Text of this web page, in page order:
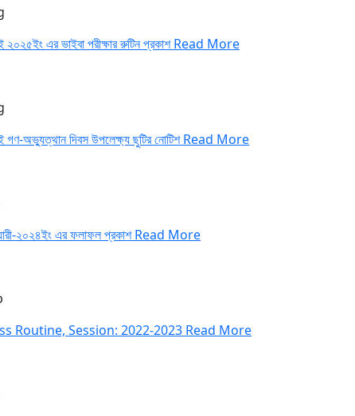
২০২৫ইং এর ভাইবা পরীক্ষার রুটিন প্রকাশRead More
গণ-অভ্যুত্থান দিবস উপলেক্ষ্য ছুটির নোটিশRead More
২০২৪ইং এর ফলাফল প্রকাশRead More
Routine, Session: 2022-2023 Read More